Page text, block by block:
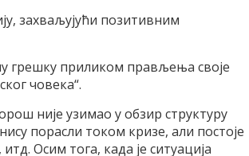
захваљујући позитивним
грешку приликом прављења своје
човека“.
није узимао у обзир структуру
порасли током кризе, али постоје
Осим тога, када је ситуација